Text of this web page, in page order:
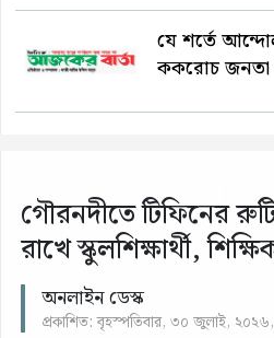
যে শর্তে
ককরোচ জনতা
গৌরনদীতে টিফিনের
রাখে স্কুলশিক্ষার্থী,
অনলাইন ডেস্ক
প্রকাশিত: বৃহস্পতিবার, ৩০ জুলাই, ২০২৬,